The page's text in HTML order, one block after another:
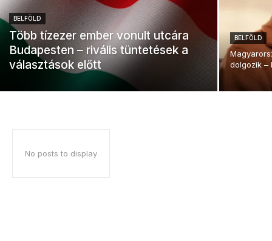
BELFÖLD
Több tízezer ember vonult utcára
Budapesten – rivális tüntetések a
választások előtt
BELFÖLD
dolgozik –
No posts to display